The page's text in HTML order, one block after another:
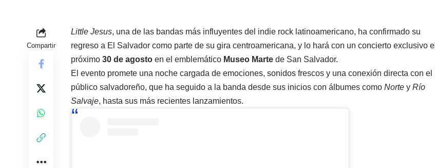
Compartir
Little Jesus, una de las bandas más influyentes del indie rock latinoamericano, ha confirmado su
regreso a El Salvador como parte de su gira centroamericana, y lo hará con un concierto exclusivo el
próximo 30 de agosto en el emblemático Museo Marte de San Salvador.
El evento promete una noche cargada de emociones, sonidos frescos y una conexión directa con el
público salvadoreño, que ha seguido a la banda desde sus inicios con álbumes como Norte y Río
Salvaje, hasta sus más recientes lanzamientos.